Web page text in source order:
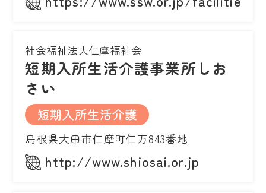
社会福祉法人仁摩福祉会
短期入所生活介護事業所しお
さい
短期入所生活介護
島根県大田市仁摩町仁万843番地
http://www.shiosai.or.jp